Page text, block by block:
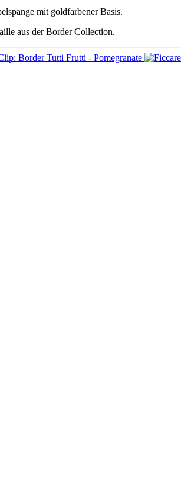
mit goldfarbener Basis.
aus der Border Collection.